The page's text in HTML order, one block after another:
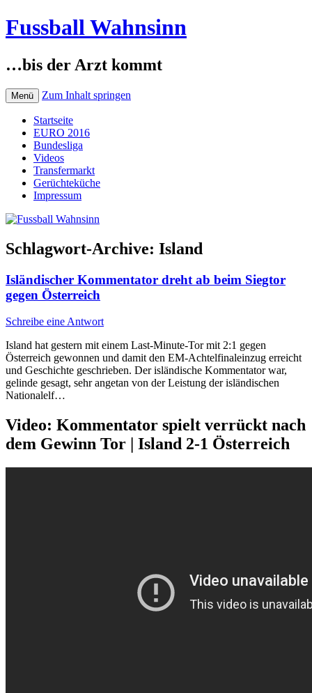
Fussball Wahnsinn
…bis der Arzt kommt
Menü Zum Inhalt springen
Startseite
EURO 2016
Bundesliga
Videos
Transfermarkt
Gerüchteküche
Impressum
Schlagwort-Archive: Island
Isländischer Kommentator dreht ab beim Siegtor
gegen Österreich
Schreibe eine Antwort
Island hat gestern mit einem Last-Minute-Tor mit 2:1 gegen
Österreich gewonnen und damit den EM-Achtelfinaleinzug erreicht
und Geschichte geschrieben. Der isländische Kommentator war,
gelinde gesagt, sehr angetan von der Leistung der isländischen
Nationalelf…
Video: Kommentator spielt verrückt nach
dem Gewinn Tor | Island 2-1 Österreich